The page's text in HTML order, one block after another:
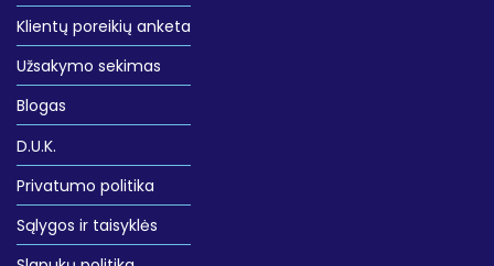
Klientų poreikių anketa
Užsakymo sekimas
Blogas
D.U.K.
Privatumo politika
Sąlygos ir taisyklės